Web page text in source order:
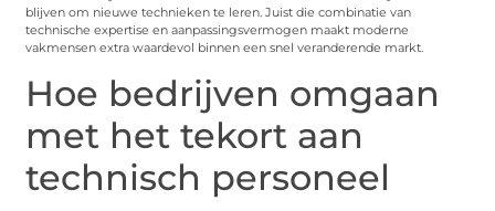
blijven om nieuwe technieken te leren. Juist die combinatie van
technische expertise en aanpassingsvermogen maakt moderne
vakmensen extra waardevol binnen een snel veranderende markt.
Hoe bedrijven omgaan
met het tekort aan
technisch personeel